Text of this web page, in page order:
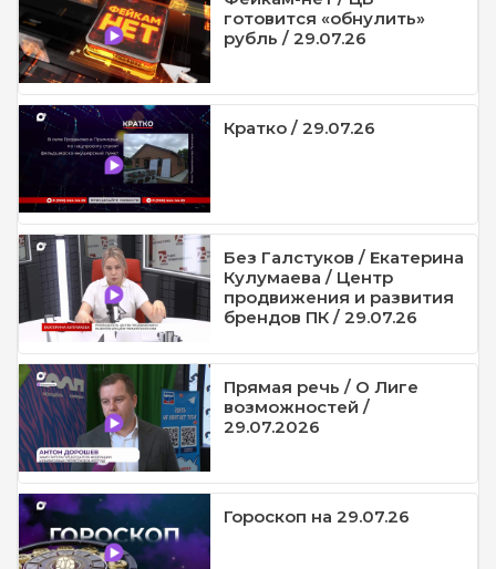
готовится «обнулить»
рубль / 29.07.26
Кратко / 29.07.26
Без Галстуков / Екатерина
Кулумаева / Центр
продвижения и развития
брендов ПК / 29.07.26
Прямая речь / О Лиге
возможностей /
29.07.2026
Гороскоп на 29.07.26